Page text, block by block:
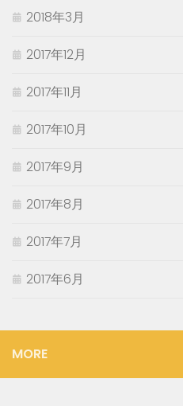
2018年3月
2017年12月
2017年11月
2017年10月
2017年9月
2017年8月
2017年7月
2017年6月
MORE